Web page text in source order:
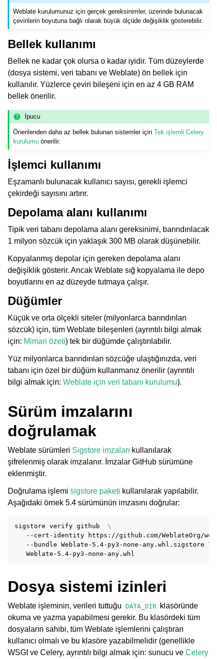
Weblate kurulumunuz için gerçek gereksinimler, üzerinde bulunacak
çevirilerin boyutuna bağlı olarak büyük ölçüde değişiklik gösterebilir.
Bellek kullanımı
Bellek ne kadar çok olursa o kadar iyidir. Tüm düzeylerde
(dosya sistemi, veri tabanı ve Weblate) ön bellek için
kullanılır. Yüzlerce çeviri bileşeni için en az 4 GB RAM
bellek önerilir.
İpucu
Önerilenden daha az bellek bulunan sistemler içinTek işlemli Celery
kurulumu önerilir.
İşlemci kullanımı
Eşzamanlı bulunacak kullanıcı sayısı, gerekli işlemci
çekirdeği sayısını artırır.
Depolama alanı kullanımı
Tipik veri tabanı depolama alanı gereksinimi, barındırılacak
1 milyon sözcük için yaklaşık 300 MB olarak düşünebilir.
Kopyalanmış depolar için gereken depolama alanı
değişiklik gösterir. Ancak Weblate sığ kopyalama ile depo
boyutlarını en az düzeyde tutmaya çalışır.
Düğümler
Küçük ve orta ölçekli siteler (milyonlarca barındırılan
sözcük) için, tüm Weblate bileşenleri (ayrıntılı bilgi almak
için: Mimari özeti) tek bir düğümde çalıştırılabilir.
Yüz milyonlarca barındırılan sözcüğe ulaştığınızda, veri
tabanı için özel bir düğüm kullanmanız önerilir (ayrıntılı
bilgi almak için: Weblate için veri tabanı kurulumu).
Sürüm imzalarını
doğrulamak
Weblate sürümleri Sigstore imzaları kullanılarak
şifrelenmiş olarak imzalanır. İmzalar GitHub sürümüne
eklenmiştir.
Doğrulama işlemi sigstore paketi kullanılarak yapılabilir.
Aşağıdaki örnek 5.4 sürümünün imzasını doğrular:
sigstore verify github
\
--cert-identity
https://github.com/WeblateOrg/
--bundle Weblate-5.4-py3-none-any.whl.sigstore \
Dosya sistemi izinleri
Weblate işleminin, verileri tuttuğu DATA_DIR
klasöründe
okuma ve yazma yapabilmesi gerekir. Bu klasördeki tüm
dosyaların sahibi, tüm Weblate işlemlerini çalıştıran
kullanıcı olmalı ve bu klasöre yazabilmelidir (genellikle
WSGI ve Celery, ayrıntılı bilgi almak için: sunucu ve Celery